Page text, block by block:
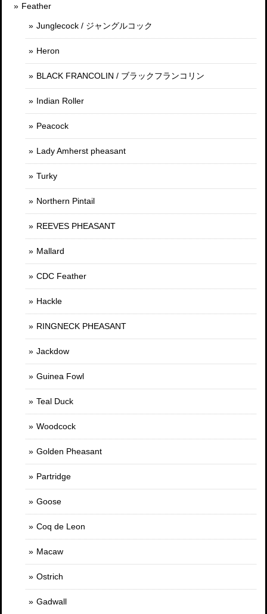
Feather
Junglecock / ジャングルコック
Heron
BLACK FRANCOLIN / ブラックフランコリン
Indian Roller
Peacock
Lady Amherst pheasant
Turky
Northern Pintail
REEVES PHEASANT
Mallard
CDC Feather
Hackle
RINGNECK PHEASANT
Jackdow
Guinea Fowl
Teal Duck
Woodcock
Golden Pheasant
Partridge
Goose
Coq de Leon
Macaw
Ostrich
Gadwall